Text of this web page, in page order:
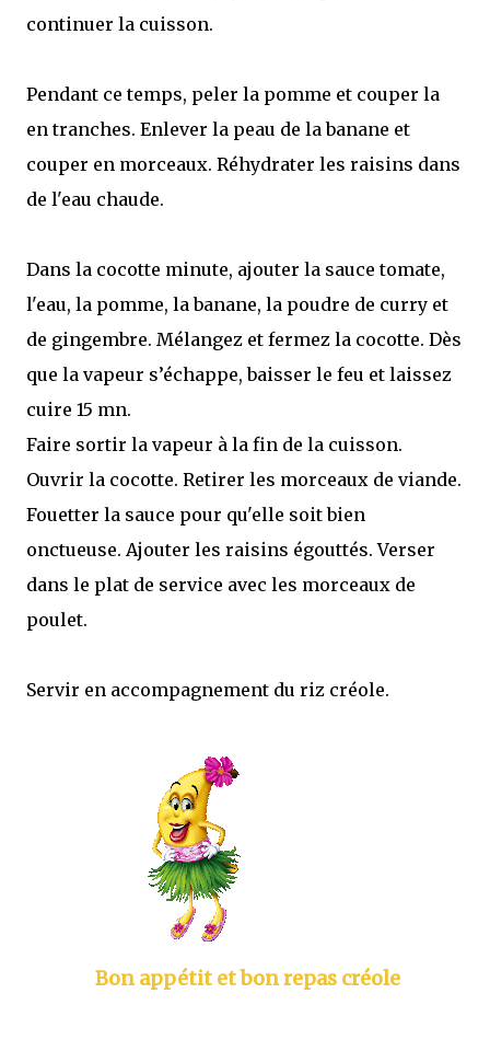
continuer la cuisson.
Pendant ce temps, peler la pomme et couper la
en tranches. Enlever la peau de la banane et
couper en morceaux. Réhydrater les raisins dans
de l'eau chaude.
Dans la cocotte minute, ajouter la sauce tomate,
l'eau, la pomme, la banane, la poudre de curry et
de gingembre. Mélangez et fermez la cocotte. Dès
que la vapeur s’échappe, baisser le feu et laissez
cuire 15 mn.
Faire sortir la vapeur à la fin de la cuisson.
Ouvrir la cocotte. Retirer les morceaux de viande.
Fouetter la sauce pour qu'elle soit bien
onctueuse. Ajouter les raisins égouttés. Verser
dans le plat de service avec les morceaux de
poulet.
Servir en accompagnement du riz créole.
Bon appétit et bon repas créole